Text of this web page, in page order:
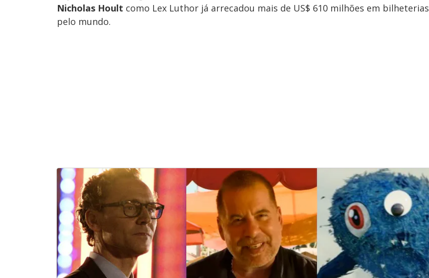
Nicholas Hoult como Lex Luthor já arrecadou mais de US$ 610 milhões em bilheterias
pelo mundo.